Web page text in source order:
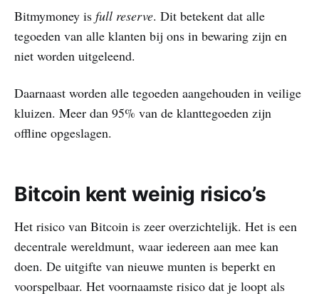
Bitmymoney is full reserve. Dit betekent dat alle
tegoeden van alle klanten bij ons in bewaring zijn en
niet worden uitgeleend.
Daarnaast worden alle tegoeden aangehouden in veilige
kluizen. Meer dan 95% van de klanttegoeden zijn
offline opgeslagen.
Bitcoin kent weinig risico’s
Het risico van Bitcoin is zeer overzichtelijk. Het is een
decentrale wereldmunt, waar iedereen aan mee kan
doen. De uitgifte van nieuwe munten is beperkt en
voorspelbaar. Het voornaamste risico dat je loopt als